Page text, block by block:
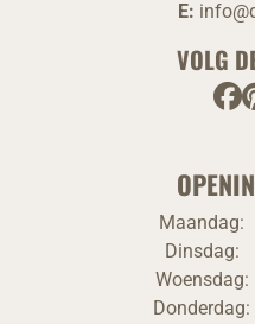
E:
VOLG
Maandag:
Dinsdag:
Woensdag:
Donderdag: